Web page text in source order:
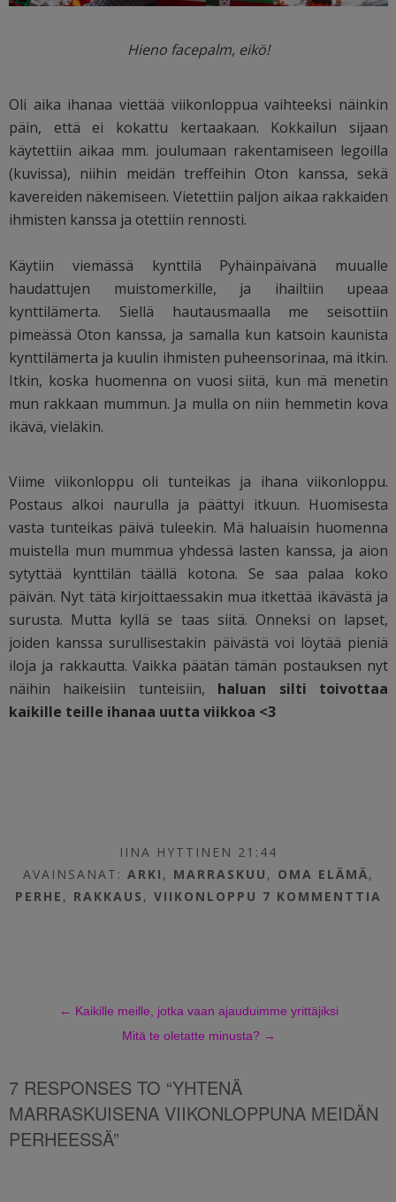
Hieno facepalm, eikö!
Oli aika ihanaa viettää viikonloppua vaihteeksi näinkin
päin, että ei kokattu kertaakaan. Kokkailun sijaan
käytettiin aikaa mm. joulumaan rakentamiseen legoilla
(kuvissa), niihin meidän treffeihin Oton kanssa, sekä
kavereiden näkemiseen. Vietettiin paljon aikaa rakkaiden
ihmisten kanssa ja otettiin rennosti.
Käytiin viemässä kynttilä Pyhäinpäivänä muualle
haudattujen muistomerkille, ja ihailtiin upeaa
kynttilämerta. Siellä hautausmaalla me seisottiin
pimeässä Oton kanssa, ja samalla kun katsoin kaunista
kynttilämerta ja kuulin ihmisten puheensorinaa, mä itkin.
Itkin, koska huomenna on vuosi siitä, kun mä menetin
mun rakkaan mummun. Ja mulla on niin hemmetin kova
ikävä, vieläkin.
Viime viikonloppu oli tunteikas ja ihana viikonloppu.
Postaus alkoi naurulla ja päättyi itkuun. Huomisesta
vasta tunteikas päivä tuleekin. Mä haluaisin huomenna
muistella mun mummua yhdessä lasten kanssa, ja aion
sytyttää kynttilän täällä kotona. Se saa palaa koko
päivän. Nyt tätä kirjoittaessakin mua itkettää ikävästä ja
surusta. Mutta kyllä se taas siitä. Onneksi on lapset,
joiden kanssa surullisestakin päivästä voi löytää pieniä
iloja ja rakkautta. Vaikka päätän tämän postauksen nyt
näihin haikeisiin tunteisiin, haluan silti toivottaa
kaikille teille ihanaa uutta viikkoa <3
IINA HYTTINEN 21:44
AVAINSANAT:ARKI , MARRASKUU , OMA ELÄMÄ,
PERHE , RAKKAUS ,VIIKONLOPPU 7 KOMMENTTIA
← Kaikille meille, jotka vaan ajauduimme yrittäjiksi
Mitä te oletatte minusta? →
7 RESPONSES TO “YHTENÄ
MARRASKUISENA VIIKONLOPPUNA MEIDÄN
PERHEESSÄ”